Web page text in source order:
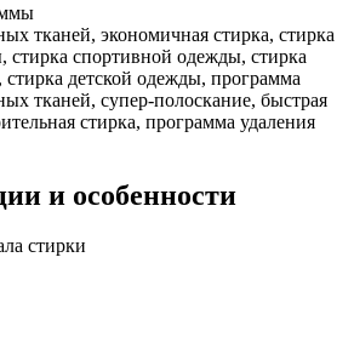
тканей, экономичная стирка, стирка
стирка спортивной одежды, стирка
детской одежды, программа
тканей, супер-полоскание, быстрая
стирка, программа удаления
и особенности
стирки